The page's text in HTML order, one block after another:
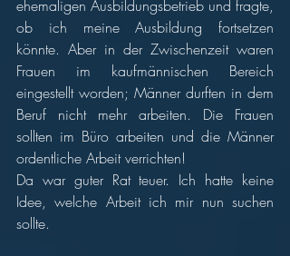
ehemaligen Ausbildungsbetrieb und fragte,
ob ich meine Ausbildung fortsetzen
könnte. Aber in der Zwischenzeit waren
Frauen im kaufmännischen Bereich
eingestellt worden; Männer durften in dem
Beruf nicht mehr arbeiten. Die Frauen
sollten im Büro arbeiten und die Männer
ordentliche Arbeit verrichten!
Da war guter Rat teuer. Ich hatte keine
Idee, welche Arbeit ich mir nun suchen
sollte.